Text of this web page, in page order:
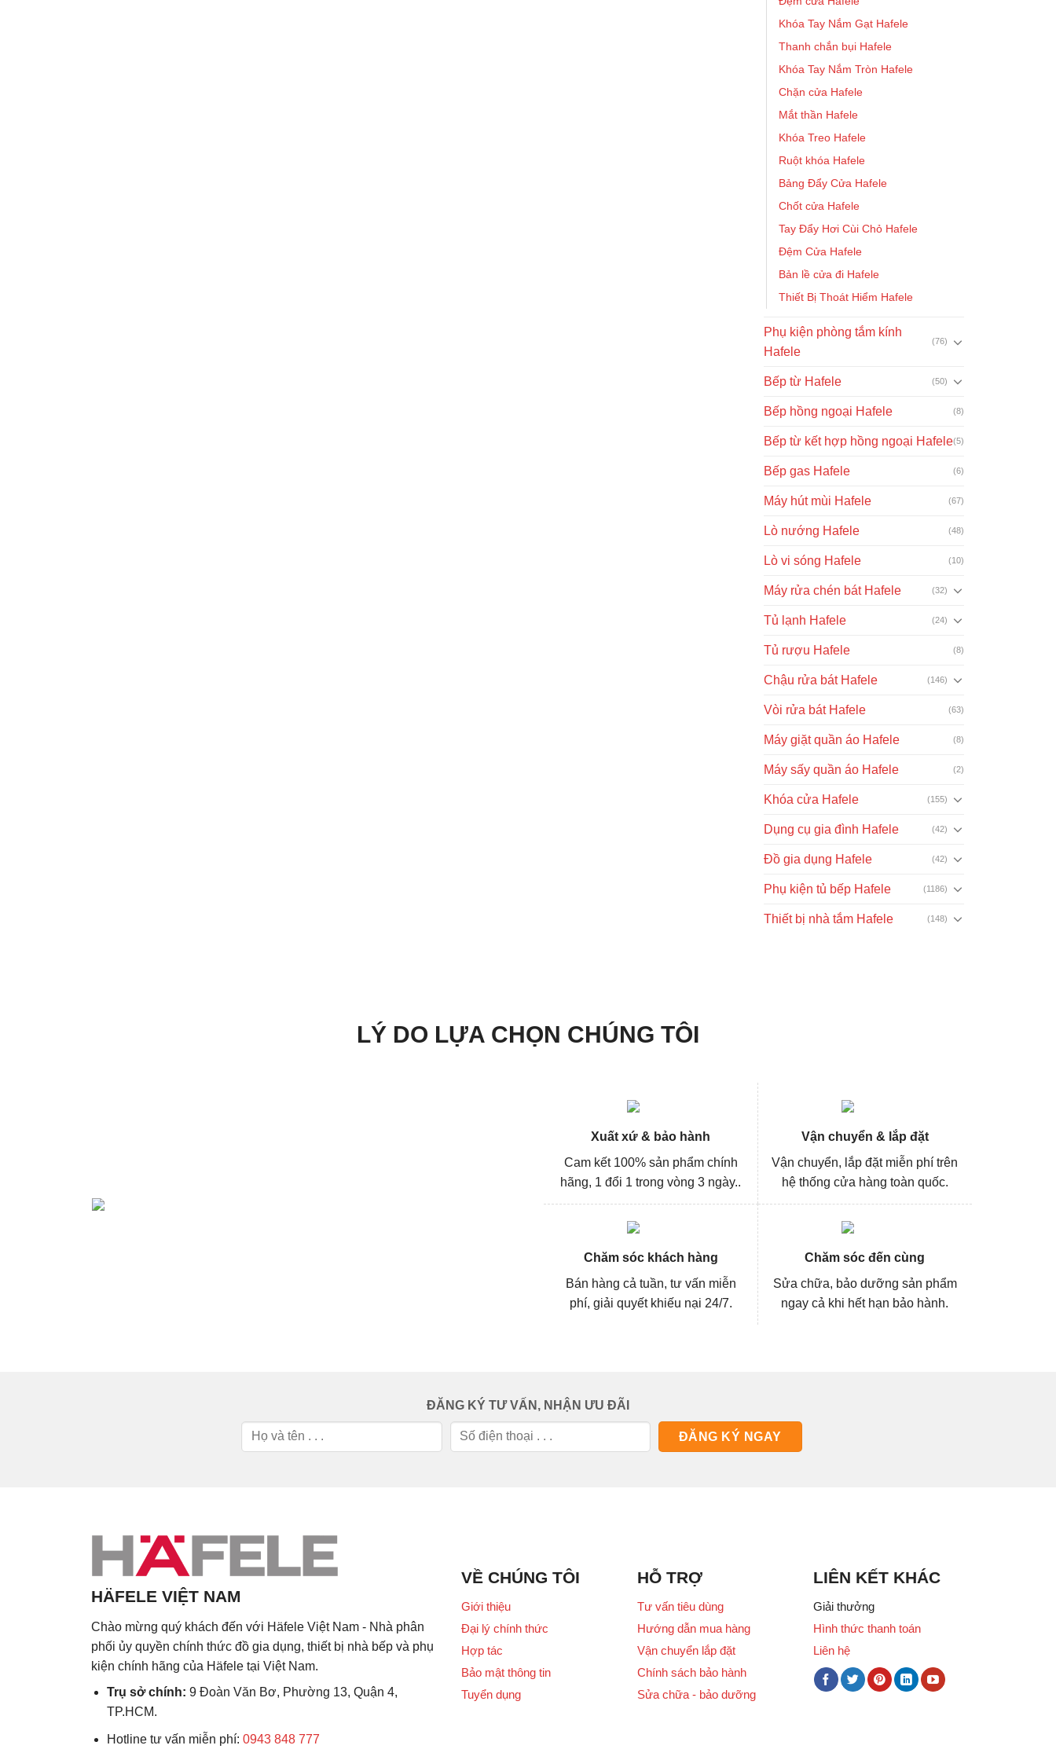
Khóa Tay Nắm Gạt Hafele
Thanh chắn bụi Hafele
Khóa Tay Nắm Tròn Hafele
Chặn cửa Hafele
Mắt thần Hafele
Khóa Treo Hafele
Ruột khóa Hafele
Bảng Đẩy Cửa Hafele
Chốt cửa Hafele
Tay Đẩy Hơi Cùi Chỏ Hafele
Đệm Cửa Hafele
Bản lề cửa đi Hafele
Thiết Bị Thoát Hiểm Hafele
Phụ kiện phòng tắm kính
Hafele
(76)
Bếp từ Hafele (50)
Bếp hồng ngoại Hafele (8)
Bếp từ kết hợp hồng ngoại Hafele(5)
Bếp gas Hafele (6)
Máy hút mùi Hafele (67)
Lò nướng Hafele (48)
Lò vi sóng Hafele (10)
Máy rửa chén bát Hafele (32)
Tủ lạnh Hafele (24)
Tủ rượu Hafele (8)
Chậu rửa bát Hafele (146)
Vòi rửa bát Hafele (63)
Máy giặt quần áo Hafele (8)
Máy sấy quần áo Hafele (2)
Khóa cửa Hafele (155)
Dụng cụ gia đình Hafele (42)
Đồ gia dụng Hafele (42)
Phụ kiện tủ bếp Hafele (1186)
Thiết bị nhà tắm Hafele (148)
LÝ DO LỰA CHỌN CHÚNG TÔI
Xuất xứ & bảo hành
Cam kết 100% sản phẩm chính
hãng, 1 đổi 1 trong vòng 3 ngày..
Vận chuyển & lắp đặt
Vận chuyển, lắp đặt miễn phí trên
hệ thống cửa hàng toàn quốc.
Chăm sóc khách hàng
Bán hàng cả tuần, tư vấn miễn
phí, giải quyết khiếu nại 24/7.
Chăm sóc đến cùng
Sửa chữa, bảo dưỡng sản phẩm
ngay cả khi hết hạn bảo hành.
ĐĂNG KÝ TƯ VẤN, NHẬN ƯU ĐÃI
HÄFELE VIỆT NAM
Chào mừng quý khách đến với Häfele Việt Nam - Nhà phân
phối ủy quyền chính thức đồ gia dụng, thiết bị nhà bếp và phụ
kiện chính hãng của Häfele tại Việt Nam.
Trụ sở chính: 9 Đoàn Văn Bơ, Phường 13, Quận 4,
TP.HCM.
Hotline tư vấn miễn phí:0943 848 777
VỀ CHÚNG TÔI
Giới thiệu
Đại lý chính thức
Hợp tác
Bảo mật thông tin
Tuyển dụng
HỖ TRỢ
Tư vấn tiêu dùng
Hướng dẫn mua hàng
Vận chuyển lắp đặt
Chính sách bảo hành
Sửa chữa - bảo dưỡng
LIÊN KẾT KHÁC
Giải thưởng
Hình thức thanh toán
Liên hệ